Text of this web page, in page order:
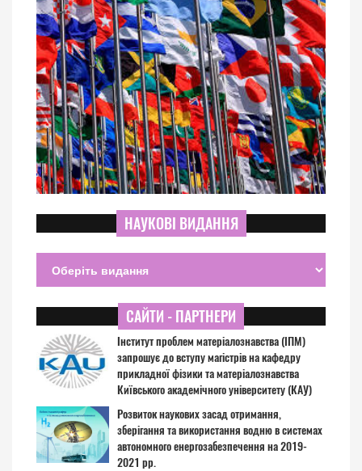
НАУКОВІ ВИДАННЯ
САЙТИ - ПАРТНЕРИ
Інститут проблем матеріалознавства (ІПМ)
запрошує до вступу магістрів на кафедру
прикладної фізики та матеріалознавства
Київського академічного університету (КАУ)
Розвиток наукових засад отримання,
зберігання та використання водню в системах
автономного енергозабезпечення на 2019-
2021 рр.